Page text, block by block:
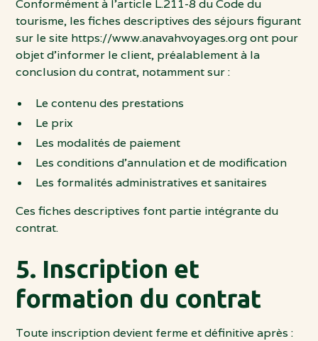
Conformément à l’article L.211-8 du Code du
tourisme, les fiches descriptives des séjours figurant
sur le site https://www.anavahvoyages.orgont pour
objet d’informer le client, préalablement à la
conclusion du contrat, notamment sur :
Le contenu des prestations
Le prix
Les modalités de paiement
Les conditions d’annulation et de modification
Les formalités administratives et sanitaires
Ces fiches descriptives font partie intégrante du
contrat.
5. Inscription et
formation du contrat
Toute inscription devient ferme et définitive après :